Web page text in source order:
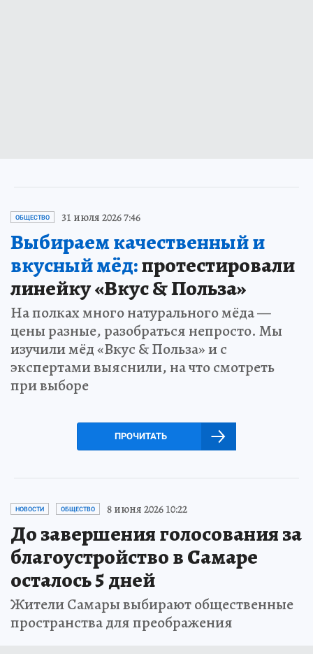
ОБЩЕСТВО 31 июля 2026 7:46
Выбираем качественный и
вкусный мёд:протестировали
линейку «Вкус & Польза»
На полках много натурального мёда —
цены разные, разобраться непросто. Мы
изучили мёд «Вкус & Польза» и с
экспертами выяснили, на что смотреть
при выборе
ПРОЧИТАТЬ
НОВОСТИ ОБЩЕСТВО 8 июня 2026 10:22
До завершения голосования за
благоустройство в Самаре
осталось 5 дней
Жители Самары выбирают общественные
пространства для преображения